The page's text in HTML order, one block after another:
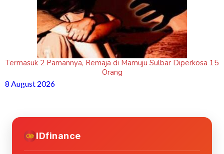
Termasuk 2 Pamannya, Remaja di Mamuju Sulbar Diperkosa 15
Orang
8 August 2026
IDfinance